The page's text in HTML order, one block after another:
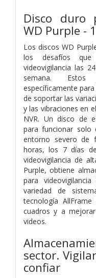
Disco duro
WD Purple -
Los discos WD
los desafíos
videovigilancia las
semana.
específicamente
de soportar las
y las vibraciones en
NVR. Un disco de
para funcionar
entorno severo de
horas, los 7 días
videovigilancia de
Purple, obtiene
para
variedad de
tecnología
cuadros y a
videos.
sector.
confiar